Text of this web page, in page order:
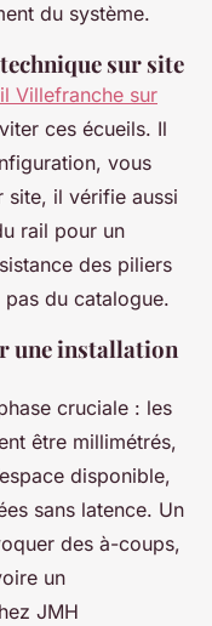
du système.
sur site
Villefranche sur
ces écueils. Il
vous
site, il vérifie aussi
rail pour un
des piliers
pas du catalogue.
une installation
cruciale : les
être millimétrés,
disponible,
sans latence. Un
des à-coups,
un
JMH